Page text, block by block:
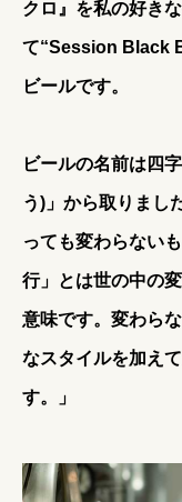
クロ』を私の好き
て“Session Black
ビールです。
ビールの名前は四
う)」から取りまし
っても変わらない
行」とは世の中の
意味です。変わら
なスタイルを加え
す。」